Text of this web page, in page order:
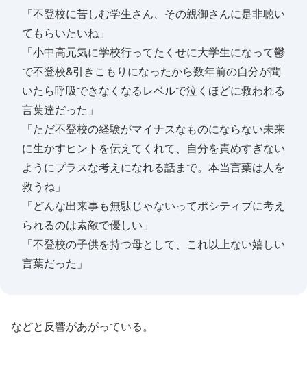
「不登校に苦しむ学生さん、その親御さんに是非聴い
てもらいたいね」
「小中高元気に学校行ってたくせに大学生になって鬱
で不登校&引きこもりになったから数年前の自分が聞
いたら呼吸できなくなるレベルで泣くほどに救われる
言葉達だった」
「ただ不登校の経験がマイナスなものにならない未来
に生かすヒントを伝えてくれて、自分を責めすぎない
ようにプラスな考えになれる話まで。本当言葉は人を
救うね」
「どんな出来事も無駄じゃないってポシティブに考え
られるのは素敵で優しい」
「不登校の子供を持つ母として、これ以上ない嬉しい
言葉だった」
などと反響があがっている。